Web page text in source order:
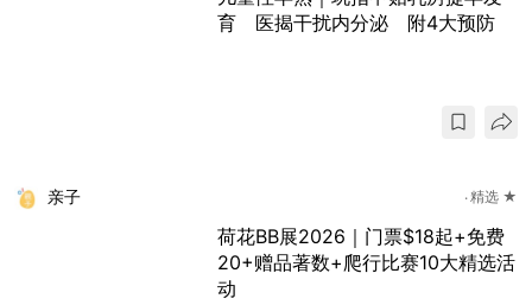
育 医揭干扰内分泌 附4大预防
亲子 精选 ★
荷花BB展2026｜门票$18起+免费
20+赠品著数+爬行比赛10大精选活
动